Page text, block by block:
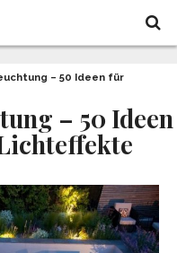
– 50 Ideen für
– 50 Ideen